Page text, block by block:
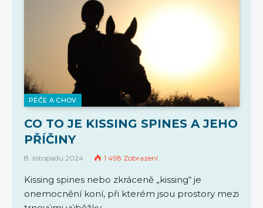
PÉČE A CHOV
CO TO JE KISSING SPINES A JEHO
PŘÍČINY
8. listopadu 2024 1 498 Zobrazení
Kissing spines nebo zkráceně „kissing“ je
onemocnění koní, při kterém jsou prostory mezi